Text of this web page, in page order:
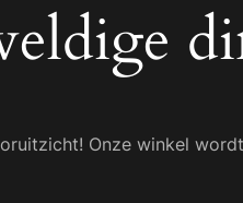
Onze winkel